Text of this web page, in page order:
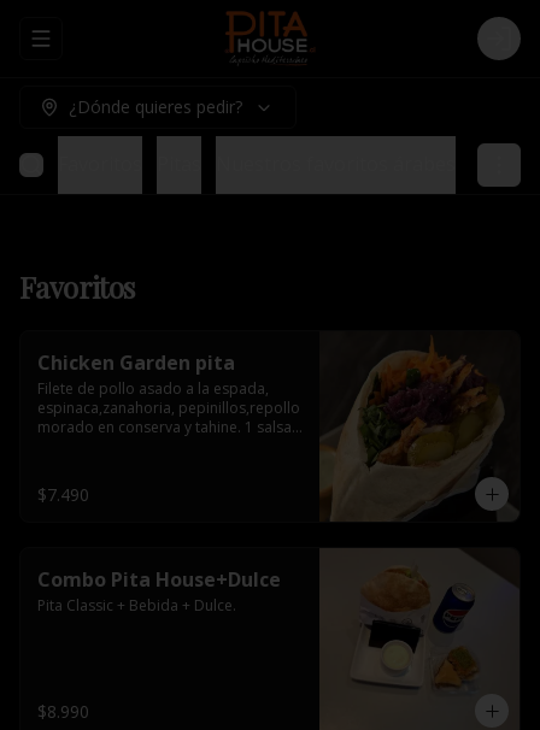
Abrir menu de navegación Login
¿Dónde quieres pedir?
Favoritos
Chicken Garden pita
Filete de pollo asado a la espada,
espinaca,zanahoria, pepinillos,repollo
morado en conserva y tahine. 1 salsa
$7.490
Combo Pita House+Dulce
Pita Classic + Bebida + Dulce.
$8.990